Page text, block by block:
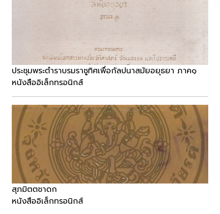
ประชุมพระตำราบรมราชูทิศเพื่อกัลปนาสมัยอยุธยา ภาค๑
หนังสืออิเล็กทรอนิกส์
สุภมิตตชาดก
หนังสืออิเล็กทรอนิกส์